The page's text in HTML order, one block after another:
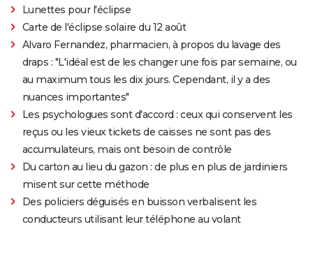
Lunettes pour l'éclipse
Carte de l'éclipse solaire du 12 août
Alvaro Fernandez, pharmacien, à propos du lavage des
draps : "L'idéal est de les changer une fois par semaine, ou
au maximum tous les dix jours. Cependant, il y a des
nuances importantes"
Les psychologues sont d'accord : ceux qui conservent les
reçus ou les vieux tickets de caisses ne sont pas des
accumulateurs, mais ont besoin de contrôle
Du carton au lieu du gazon : de plus en plus de jardiniers
misent sur cette méthode
Des policiers déguisés en buisson verbalisent les
conducteurs utilisant leur téléphone au volant